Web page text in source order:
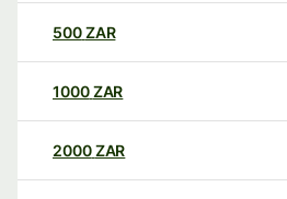
500ZAR
1000ZAR
2000ZAR